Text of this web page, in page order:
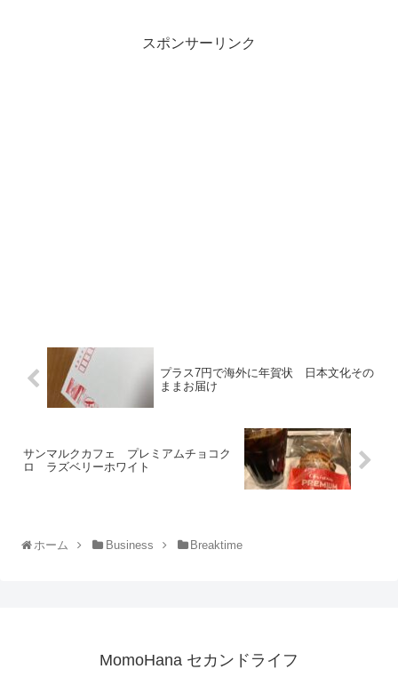
スポンサーリンク
プラス7円で海外に年賀状 日本文化その
ままお届け
サンマルクカフェ プレミアムチョコク
ロ ラズベリーホワイト
ホーム Business Breaktime
MomoHana セカンドライフ